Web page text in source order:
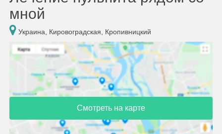
мной
Украина, Кировоградская, Кропивницкий
Смотреть на карте